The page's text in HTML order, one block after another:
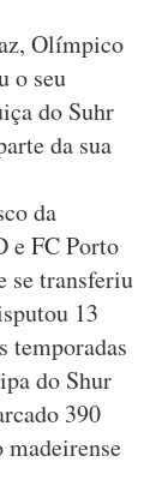
Olímpico
o seu
do Suhr
da sua
da
e FC Porto
se transferiu
13
temporadas
do Shur
390
madeirense